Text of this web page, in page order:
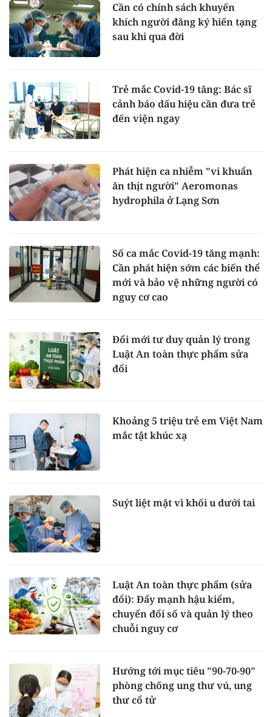
Cần có chính sách khuyến
khích người đăng ký hiến tạng
sau khi qua đời
Trẻ mắc Covid-19 tăng: Bác sĩ
cảnh báo dấu hiệu cần đưa trẻ
đến viện ngay
Phát hiện ca nhiễm "vi khuẩn
ăn thịt người" Aeromonas
hydrophila ở Lạng Sơn
Số ca mắc Covid-19 tăng mạnh:
Cần phát hiện sớm các biến thể
mới và bảo vệ những người có
nguy cơ cao
Đổi mới tư duy quản lý trong
Luật An toàn thực phẩm sửa
đổi
Khoảng 5 triệu trẻ em Việt Nam
mắc tật khúc xạ
Suýt liệt mặt vì khối u dưới tai
Luật An toàn thực phẩm (sửa
đổi): Đẩy mạnh hậu kiểm,
chuyển đổi số và quản lý theo
chuỗi nguy cơ
Hướng tới mục tiêu "90-70-90"
phòng chống ung thư vú, ung
thư cổ tử